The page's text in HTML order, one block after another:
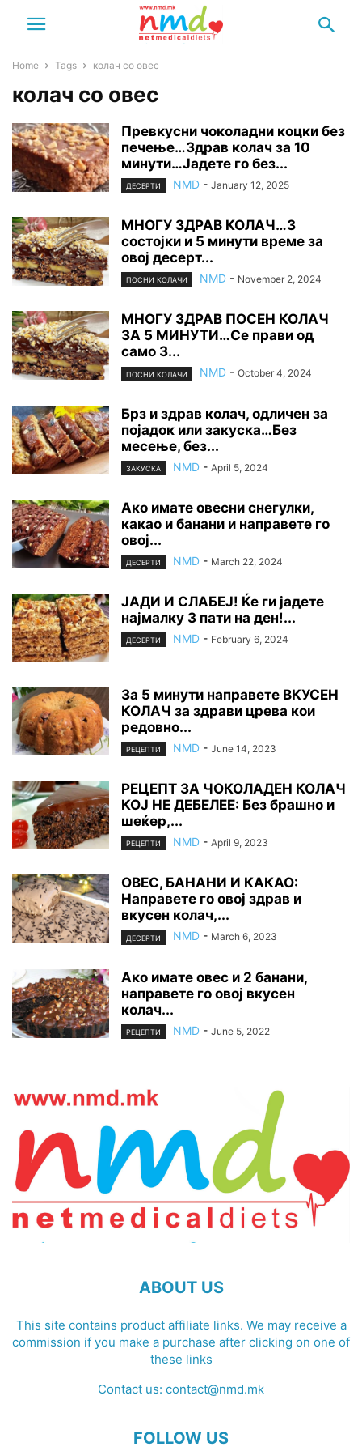
Home Tags колач со овес
колач со овес
Превкусни чоколадни коцки без
печење…Здрав колач за 10
минути…Јадете го без...
ДЕСЕРТИ NMD - January 12, 2025
МНОГУ ЗДРАВ КОЛАЧ…3
состојки и 5 минути време за
овој десерт...
ПОСНИ КОЛАЧИ NMD - November 2, 2024
МНОГУ ЗДРАВ ПОСЕН КОЛАЧ
ЗА 5 МИНУТИ…Се прави од
само 3...
ПОСНИ КОЛАЧИ NMD - October 4, 2024
Брз и здрав колач, одличен за
појадок или закуска…Без
месење, без...
ЗАКУСКА NMD - April 5, 2024
Ако имате овесни снегулки,
какао и банани и направете го
овој...
ДЕСЕРТИ NMD - March 22, 2024
ЈАДИ И СЛАБЕЈ! Ќе ги јадете
најмалку 3 пати на ден!...
ДЕСЕРТИ NMD - February 6, 2024
За 5 минути направете ВКУСЕН
КОЛАЧ за здрави црева кои
редовно...
РЕЦЕПТИ NMD - June 14, 2023
РЕЦЕПТ ЗА ЧОКОЛАДЕН КОЛАЧ
КОЈ НЕ ДEБЕЛЕЕ: Без брашно и
шеќер,...
РЕЦЕПТИ NMD - April 9, 2023
ОВЕС, БАНАНИ И КАКАО:
Направете го овој здрав и
вкусен колач,...
ДЕСЕРТИ NMD - March 6, 2023
Ако имате овес и 2 банани,
направете го овој вкусен
колач...
РЕЦЕПТИ NMD - June 5, 2022
ABOUT US
This site contains product affiliate links. We may receive a
commission if you make a purchase after clicking on one of
these links
Contact us: contact@nmd.mk
FOLLOW US